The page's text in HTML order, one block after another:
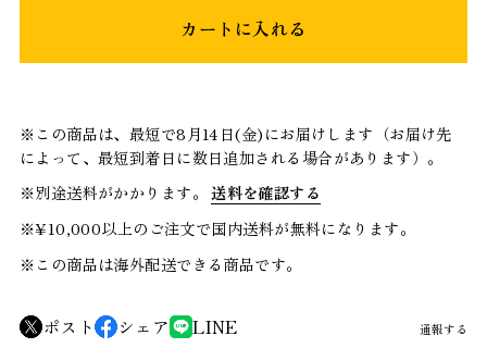
カートに入れる
※この商品は、最短で8月14日(金)にお届けします（お届け先
によって、最短到着日に数日追加される場合があります）。
※別途送料がかかります。 送料を確認する
※¥10,000以上のご注文で国内送料が無料になります。
※この商品は海外配送できる商品です。
ポスト シェア LINE 通報する